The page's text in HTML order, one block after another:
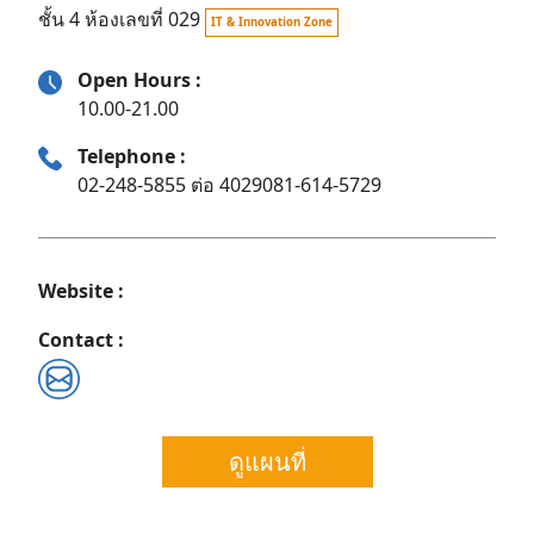
ชั้น 4 ห้องเลขที่ 029 IT & Innovation Zone
Open Hours :
10.00-21.00
Telephone :
02-248-5855 ต่อ 4029081-614-5729
Website :
Contact :
ดูแผนที่